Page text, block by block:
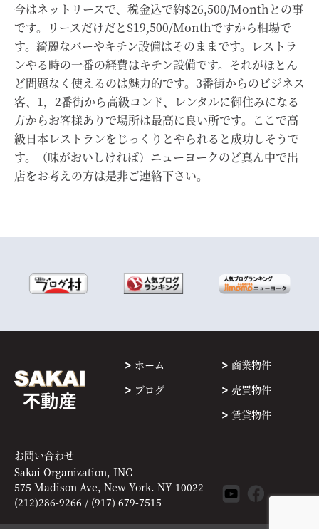
今はネットリースで、税金込で約$26,500/Monthとの事
です。リースだけだと$19,500/Monthですから相場で
す。綺麗なバーやキチン設備はそのままです。レストラ
ンやる時の一番の経費はキチン設備です。それがほとん
ど問題なく使えるのは魅力的です。3番街からのビジネス
客、1，2番街から高級コンド、レンタルに御住みになる
方からお客様ありで場所は最高に良い所です。ここで高
級日本レストランをじっくりとやられると成功しそうで
す。（味がおいしければ）ニューヨークのど真ん中で出
店をお考えの方は是非ご連絡下さい。
ホーム
ブログ
商業物件
売買物件
賃貸物件
お問い合わせ
Sakai Organization, INC
575 Madison Ave, New York. NY 10022
(212)286-9266 / (917) 679-7515